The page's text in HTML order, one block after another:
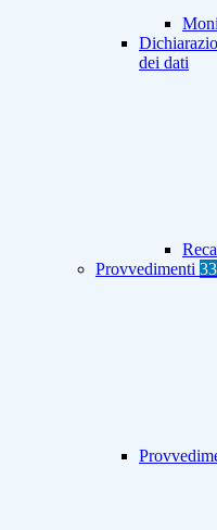
dei dati
Provvedimenti